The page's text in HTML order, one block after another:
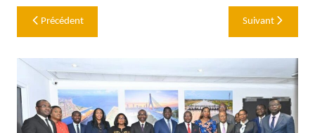
Navigation
de
l’article
Précédent Suivant